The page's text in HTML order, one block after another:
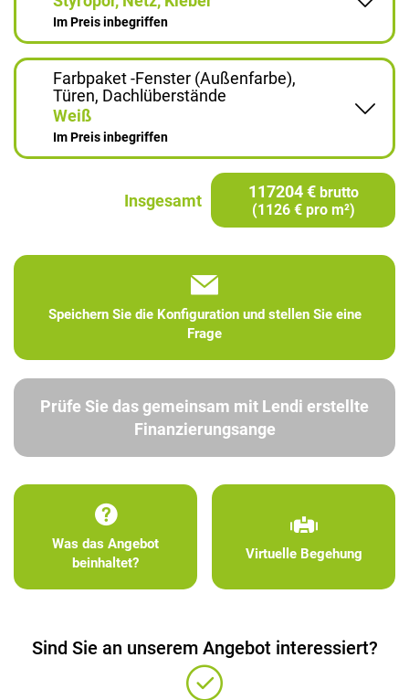
Im Preis inbegriffen
Farbpaket -Fenster (Außenfarbe),
Türen, Dachlüberstände
Weiß
Im Preis inbegriffen
Insgesamt 117204 € brutto
(1126 € pro m²)
Speichern Sie die Konfiguration und stellen Sie eine
Frage
Prüfe Sie das gemeinsam mit Lendi erstellte
Finanzierungsange
Was das Angebot
beinhaltet?
Virtuelle Begehung
Sind Sie an unserem Angebot interessiert?